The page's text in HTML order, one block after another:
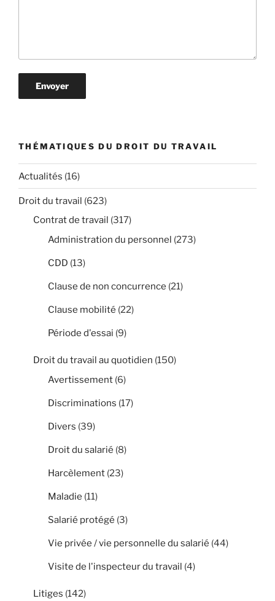
THÉMATIQUES DU DROIT DU TRAVAIL
Actualités (16)
Droit du travail (623)
Contrat de travail (317)
Administration du personnel (273)
CDD (13)
Clause de non concurrence (21)
Clause mobilité (22)
Période d'essai (9)
Droit du travail au quotidien (150)
Avertissement (6)
Discriminations (17)
Divers (39)
Droit du salarié (8)
Harcèlement (23)
Maladie (11)
Salarié protégé (3)
Vie privée / vie personnelle du salarié (44)
Visite de l'inspecteur du travail (4)
Litiges (142)